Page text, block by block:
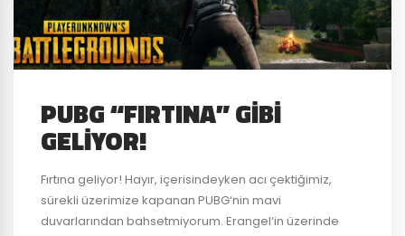
PUBG “FIRTINA” GIBI
GELIYOR!
Fırtına geliyor! Hayır, içerisindeyken acı çektiğimiz,
sürekli üzerimize kapanan PUBG‘nin mavi
duvarlarından bahsetmiyorum. Erangel‘in üzerinde